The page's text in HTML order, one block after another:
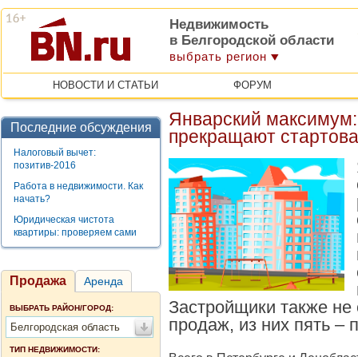
Недвижимость
в Белгородской области
выбрать регион
НОВОСТИ И СТАТЬИ ФОРУМ
Последние обсуждения
Налоговый вычет:
позитив-2016
Работа в недвижимости. Как
начать?
Юридическая чистота
квартиры: проверяем сами
Продажа Аренда
ВЫБРАТЬ РАЙОН/ГОРОД:
Белгородская область
ТИП НЕДВИЖИМОСТИ:
Январский
прекращают
Застройщики также не
продаж, из них пять –